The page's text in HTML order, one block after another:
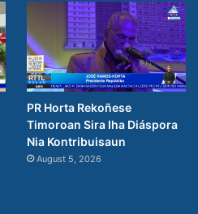
PR Horta Rekoñese
Timoroan Sira Iha Diáspora
Nia Kontribuisaun
August 5, 2026